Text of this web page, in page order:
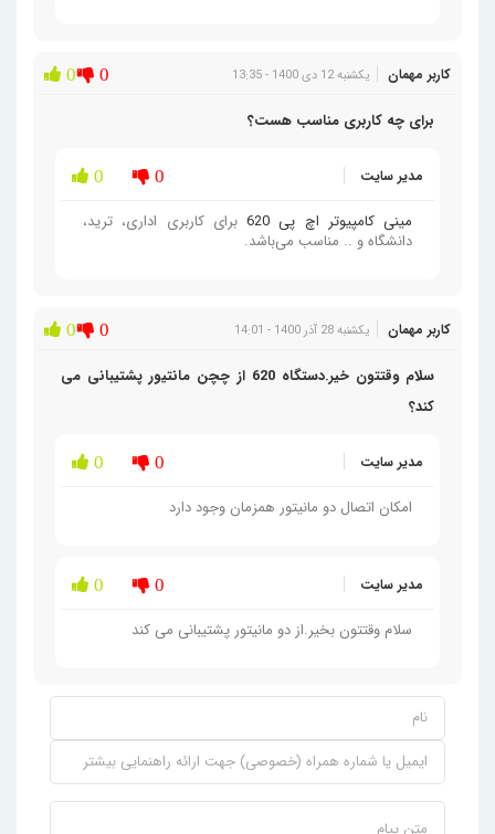
کاربر مهمان یکشنبه 12 دی 1400 - 13:35 0 0
برای چه کاربری مناسب هست؟
مدیر سایت 0 0
مینی کامپیوتر اچ پی 620
برای کاربری اداری، ترید،
دانشگاه و .. مناسب می‌باشد.
کاربر مهمان یکشنبه 28 آذر 1400 - 14:01 0 0
سلام وقتتون خیر.دستگاه 620 از چچن مانتیور پشتیبانی می
کند؟
مدیر سایت 0 0
امکان اتصال دو مانیتور همزمان وجود دارد
مدیر سایت 0 0
سلام وقتتون بخیر.از دو مانیتور پشتیبانی می کند